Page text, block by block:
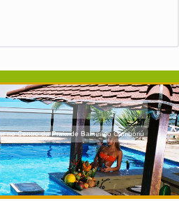
no Centro da Praia de Balneário Camboriú